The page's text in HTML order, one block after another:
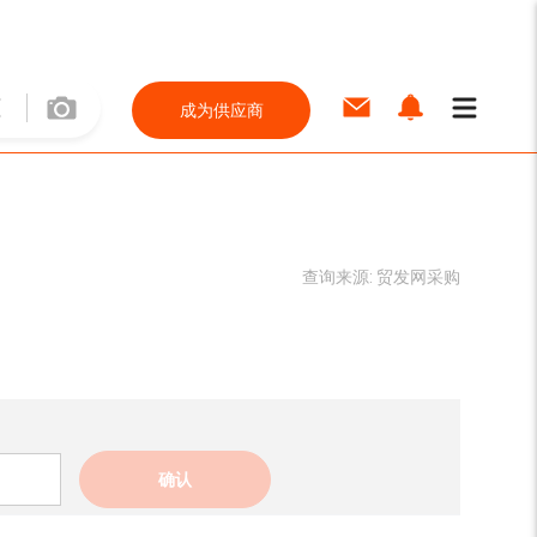
成为供应商
查询来源: 贸发网采购
确认